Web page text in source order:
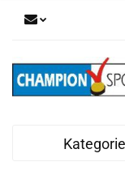
Kategorie